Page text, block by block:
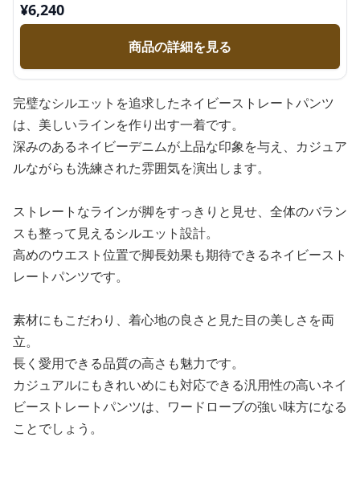
¥6,240
商品の詳細を見る
完璧なシルエットを追求したネイビーストレートパンツ
は、美しいラインを作り出す一着です。
深みのあるネイビーデニムが上品な印象を与え、カジュア
ルながらも洗練された雰囲気を演出します。
ストレートなラインが脚をすっきりと見せ、全体のバラン
スも整って見えるシルエット設計。
高めのウエスト位置で脚長効果も期待できるネイビースト
レートパンツです。
素材にもこだわり、着心地の良さと見た目の美しさを両
立。
長く愛用できる品質の高さも魅力です。
カジュアルにもきれいめにも対応できる汎用性の高いネイ
ビーストレートパンツは、ワードローブの強い味方になる
ことでしょう。